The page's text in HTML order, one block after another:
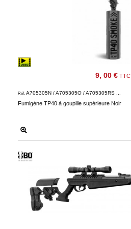
9, 00 € TTC
Fumigène TP40 à goupille supérieure Noir
Réf. A705305N / A705305O / A705305RS ...